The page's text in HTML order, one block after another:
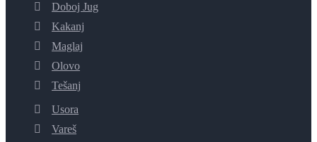
Doboj Jug
Kakanj
Maglaj
Olovo
Tešanj
Usora
Vareš